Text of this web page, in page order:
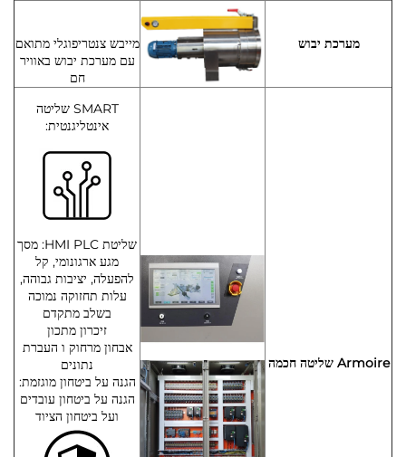
מערכת יבוש
מייבש צנטריפוגלי מתואם
עם מערכת יבוש באוויר
חם
Armoire שליטה חכמה
SMART שליטה
אינטליגנטית:
שליטת HMI PLC: מסך
מגע ארגונומי, קל
להפעלה, יציבות גבוהה,
עלות תחזוקה נמוכה
בשלב מתקדם
זיכרון מתכון
אבחון מרחוק ו העברת
נתונים
הגנה על ביטחון מוגזמת:
הגנה על ביטחון עובדים
ועל ביטחון הציוד